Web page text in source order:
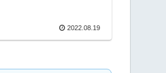
2022.08.19